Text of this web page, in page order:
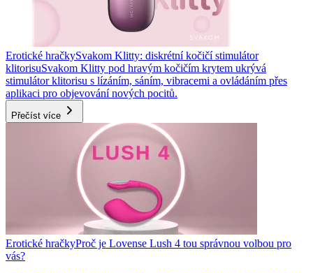
Erotické hračkySvakom Klitty: diskrétní kočičí stimulátor
klitorisuSvakom Klitty pod hravým kočičím krytem ukrývá
stimulátor klitorisu s lízáním, sáním, vibracemi a ovládáním přes
aplikaci pro objevování nových pocitů.
Přečíst více
Erotické hračkyProč je Lovense Lush 4 tou správnou volbou pro
vás?